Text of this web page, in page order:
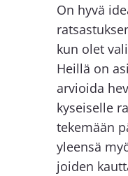
On hyvä
kun olet
Heillä on
arvioida
kyseiselle
tekemään
yleensä
joiden